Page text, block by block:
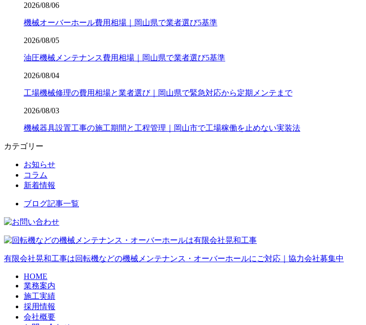
2026/08/06
機械オーバーホール費用相場｜岡山県で業者選び5基準
2026/08/05
油圧機械メンテナンス費用相場｜岡山県で業者選び5基準
2026/08/04
工場機械修理の費用相場と業者選び｜岡山県で緊急対応から定期メンテまで
2026/08/03
機械器具設置工事の施工期間と工程管理｜岡山市で工場稼働を止めない実装法
カテゴリー
お知らせ
コラム
新着情報
ブログ記事一覧
有限会社晃和工事は回転機などの機械メンテナンス・オーバーホールにご対応｜協力会社募集中
HOME
業務案内
施工実績
採用情報
会社概要